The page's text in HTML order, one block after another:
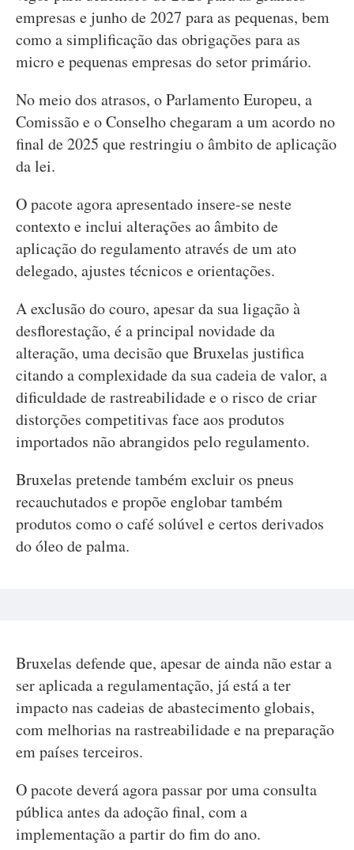
empresas e junho de 2027 para as pequenas, bem
como a simplificação das obrigações para as
micro e pequenas empresas do setor primário.
No meio dos atrasos, o Parlamento Europeu, a
Comissão e o Conselho chegaram a um acordo no
final de 2025 que restringiu o âmbito de aplicação
da lei.
O pacote agora apresentado insere-se neste
contexto e inclui alterações ao âmbito de
aplicação do regulamento através de um ato
delegado, ajustes técnicos e orientações.
A exclusão do couro, apesar da sua ligação à
desflorestação, é a principal novidade da
alteração, uma decisão que Bruxelas justifica
citando a complexidade da sua cadeia de valor, a
dificuldade de rastreabilidade e o risco de criar
distorções competitivas face aos produtos
importados não abrangidos pelo regulamento.
Bruxelas pretende também excluir os pneus
recauchutados e propõe englobar também
produtos como o café solúvel e certos derivados
do óleo de palma.
Bruxelas defende que, apesar de ainda não estar a
ser aplicada a regulamentação, já está a ter
impacto nas cadeias de abastecimento globais,
com melhorias na rastreabilidade e na preparação
em países terceiros.
O pacote deverá agora passar por uma consulta
pública antes da adoção final, com a
implementação a partir do fim do ano.